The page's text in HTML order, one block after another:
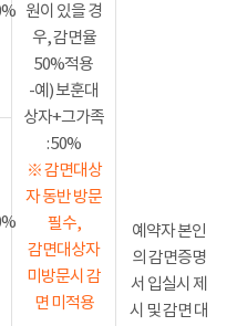
원이 있을 경
우, 감면율
50%적용
-예) 보훈대
상자+그가족
: 50%
※ 감면대상
자 동반 방문
필수,
감면대상자
미방문시 감
면 미적용
예약자 본인
의 감면증명
서 입실시 제
시 및 감면 대